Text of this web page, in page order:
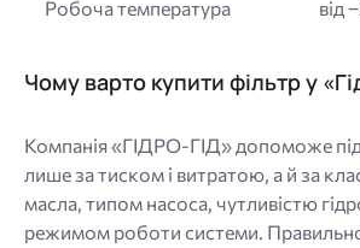
Робоча температура від
Чому варто купити фільтр у
Компанія «ГІДРО-ГІД» допоможе
лише за тиском і витратою, а й за
масла, типом насоса, чутливістю
режимом роботи системи.